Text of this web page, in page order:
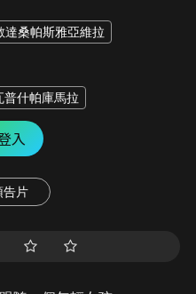
達桑帕斯雅亞維拉
普什帕庫馬拉
入
告片